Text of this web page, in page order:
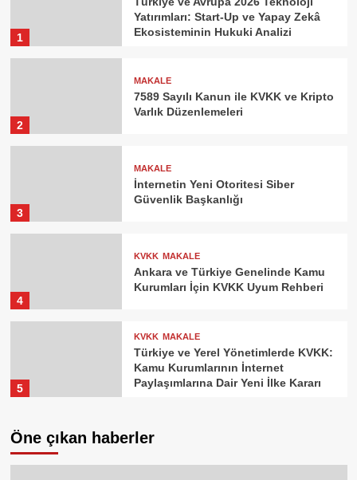
Yatırım: 2026 Projeksiyonları, İş Modelleri ve
Regülatif Risk Yönetimi Raporu
Özgür Eralp 26 Şubat 2026
Kitle Fonlama (Crowdfunding) Hukuku e-kitap
29 Ağustos 2024
1
Yatırımları: Start-Up ve Yapay Zekâ
Ekosisteminin Hukuki Analizi
2
MAKALE
7589 Sayılı Kanun ile KVKK ve Kripto
Varlık Düzenlemeleri
3
MAKALE
İnternetin Yeni Otoritesi Siber
Güvenlik Başkanlığı
4
KVKK MAKALE
Ankara ve Türkiye Genelinde Kamu
Kurumları İçin KVKK Uyum Rehberi
5
KVKK MAKALE
Türkiye ve Yerel Yönetimlerde KVKK:
Kamu Kurumlarının İnternet
Paylaşımlarına Dair Yeni İlke Kararı
Öne çıkan haberler